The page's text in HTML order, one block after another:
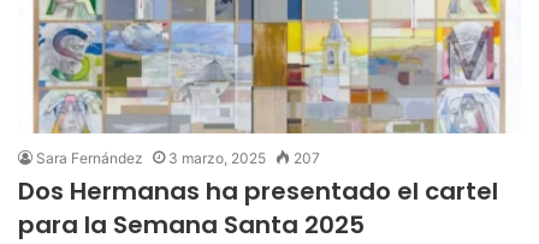
Sara Fernández 3 marzo, 2025 207
Dos Hermanas ha presentado el cartel
para la Semana Santa 2025